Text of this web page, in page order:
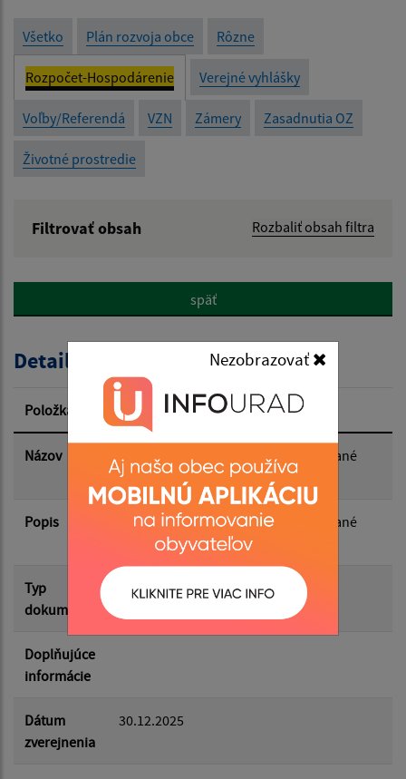
Nezobrazovať
Všetko Plán rozvoja obce Rôzne
Rozpočet-Hospodárenie Verejné vyhlášky
Voľby/Referendá VZN Zámery Zasadnutia OZ
Životné prostredie
Filtrovať obsah Rozbaliť obsah filtra
Popis:
Dátum zverejnenia od:
Dátum zverejnenia do:
späť
Detail úradného dokumentu
Položka Informácia
Názov
Sadzobník poplatkov a úhrad vyberané
obcou PINKOVCE
Popis
Sadzobník poplatkov a úhrad vyberané
obcou PINKOVCE
Typ
dokumentu
Rozpočet-Hospodárenie
Doplňujúce
informácie
Dátum
zverejnenia
30.12.2025